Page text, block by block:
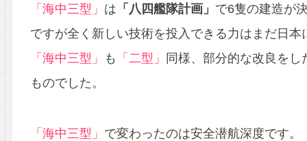
「海中三型」 は 「八四艦隊計画」 で6隻の建造が
ですが全く新しい技術を投入できる力はまだ日本
「海中三型」
も 「二型」
同様、部分的な改良を
ものでした。
「海中三型」 で変わったのは安全潜航深度です。